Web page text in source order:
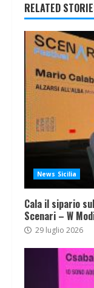
RELATED
News Sicilia
Cala il sipario
Scenari – W
29 luglio 2026